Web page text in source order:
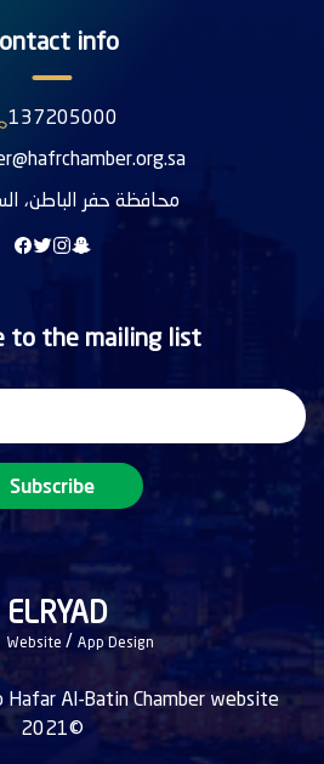
info
137205000
محافظة حفر الباطن،
to the mailing list
Subscribe
Al-Batin Chamber website
2021©
ELRYAD
Website / App Design